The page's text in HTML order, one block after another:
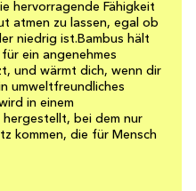
hervorragende Fähigkeit
atmen zu lassen, egal ob
niedrig ist.Bambus hält
ein angenehmes
und wärmt dich, wenn dir
umweltfreundliches
in einem
bei dem nur
kommen, die für Mensch